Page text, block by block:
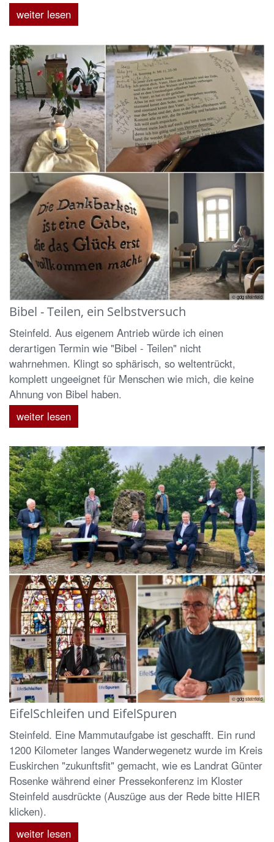
weiter lesen
© gdg steinfeld
Bibel - Teilen, ein Selbstversuch
Steinfeld. Aus eigenem Antrieb würde ich einen
derartigen Termin wie "Bibel - Teilen" nicht
wahrnehmen. Klingt so sphärisch, so weltentrückt,
komplett ungeeignet für Menschen wie mich, die keine
Ahnung von Bibel haben.
weiter lesen
© gdg steinfeld
EifelSchleifen und EifelSpuren
Steinfeld. Eine Mammutaufgabe ist geschafft. Ein rund
1200 Kilometer langes Wanderwegenetz wurde im Kreis
Euskirchen "zukunftsfit" gemacht, wie es Landrat Günter
Rosenke während einer Pressekonferenz im Kloster
Steinfeld ausdrückte (Auszüge aus der Rede bitte HIER
klicken).
weiter lesen